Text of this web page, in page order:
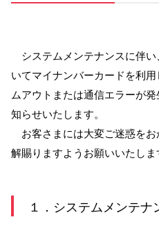
デビット会員
（デビットカードをご利用
サービスのご案内
たいこうインターネ
システムメンテナンスに伴い
いてマイナンバーカードを利
ムアウトまたは通信エラーが
知らせいたします。
お客さまには大変ご迷惑をお
解賜りますようお願いいたしま
１．システムメンテナ